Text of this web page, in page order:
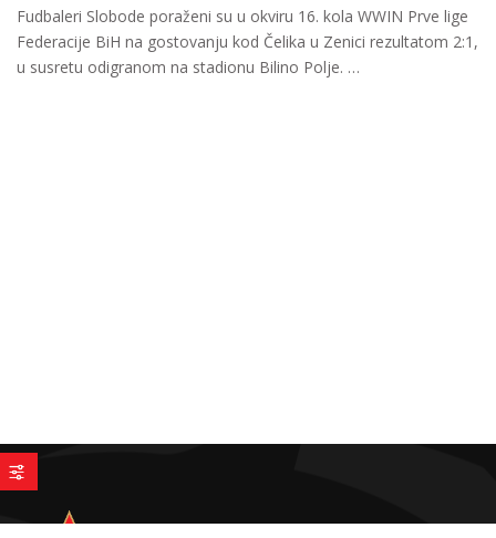
Fudbaleri Slobode poraženi su u okviru 16. kola WWIN Prve lige
Federacije BiH na gostovanju kod Čelika u Zenici rezultatom 2:1,
u susretu odigranom na stadionu Bilino Polje. …